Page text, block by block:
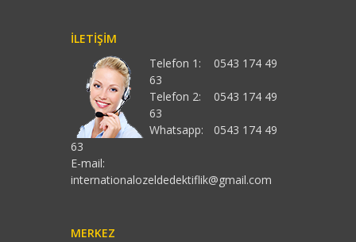
İLETIŞIM
Telefon 1:
0543 174 49
63
Telefon 2:
0543 174 49
63
Whatsapp:
0543 174 49
63
E-mail:
internationalozeldedektiflik@gmail.com
MERKEZ